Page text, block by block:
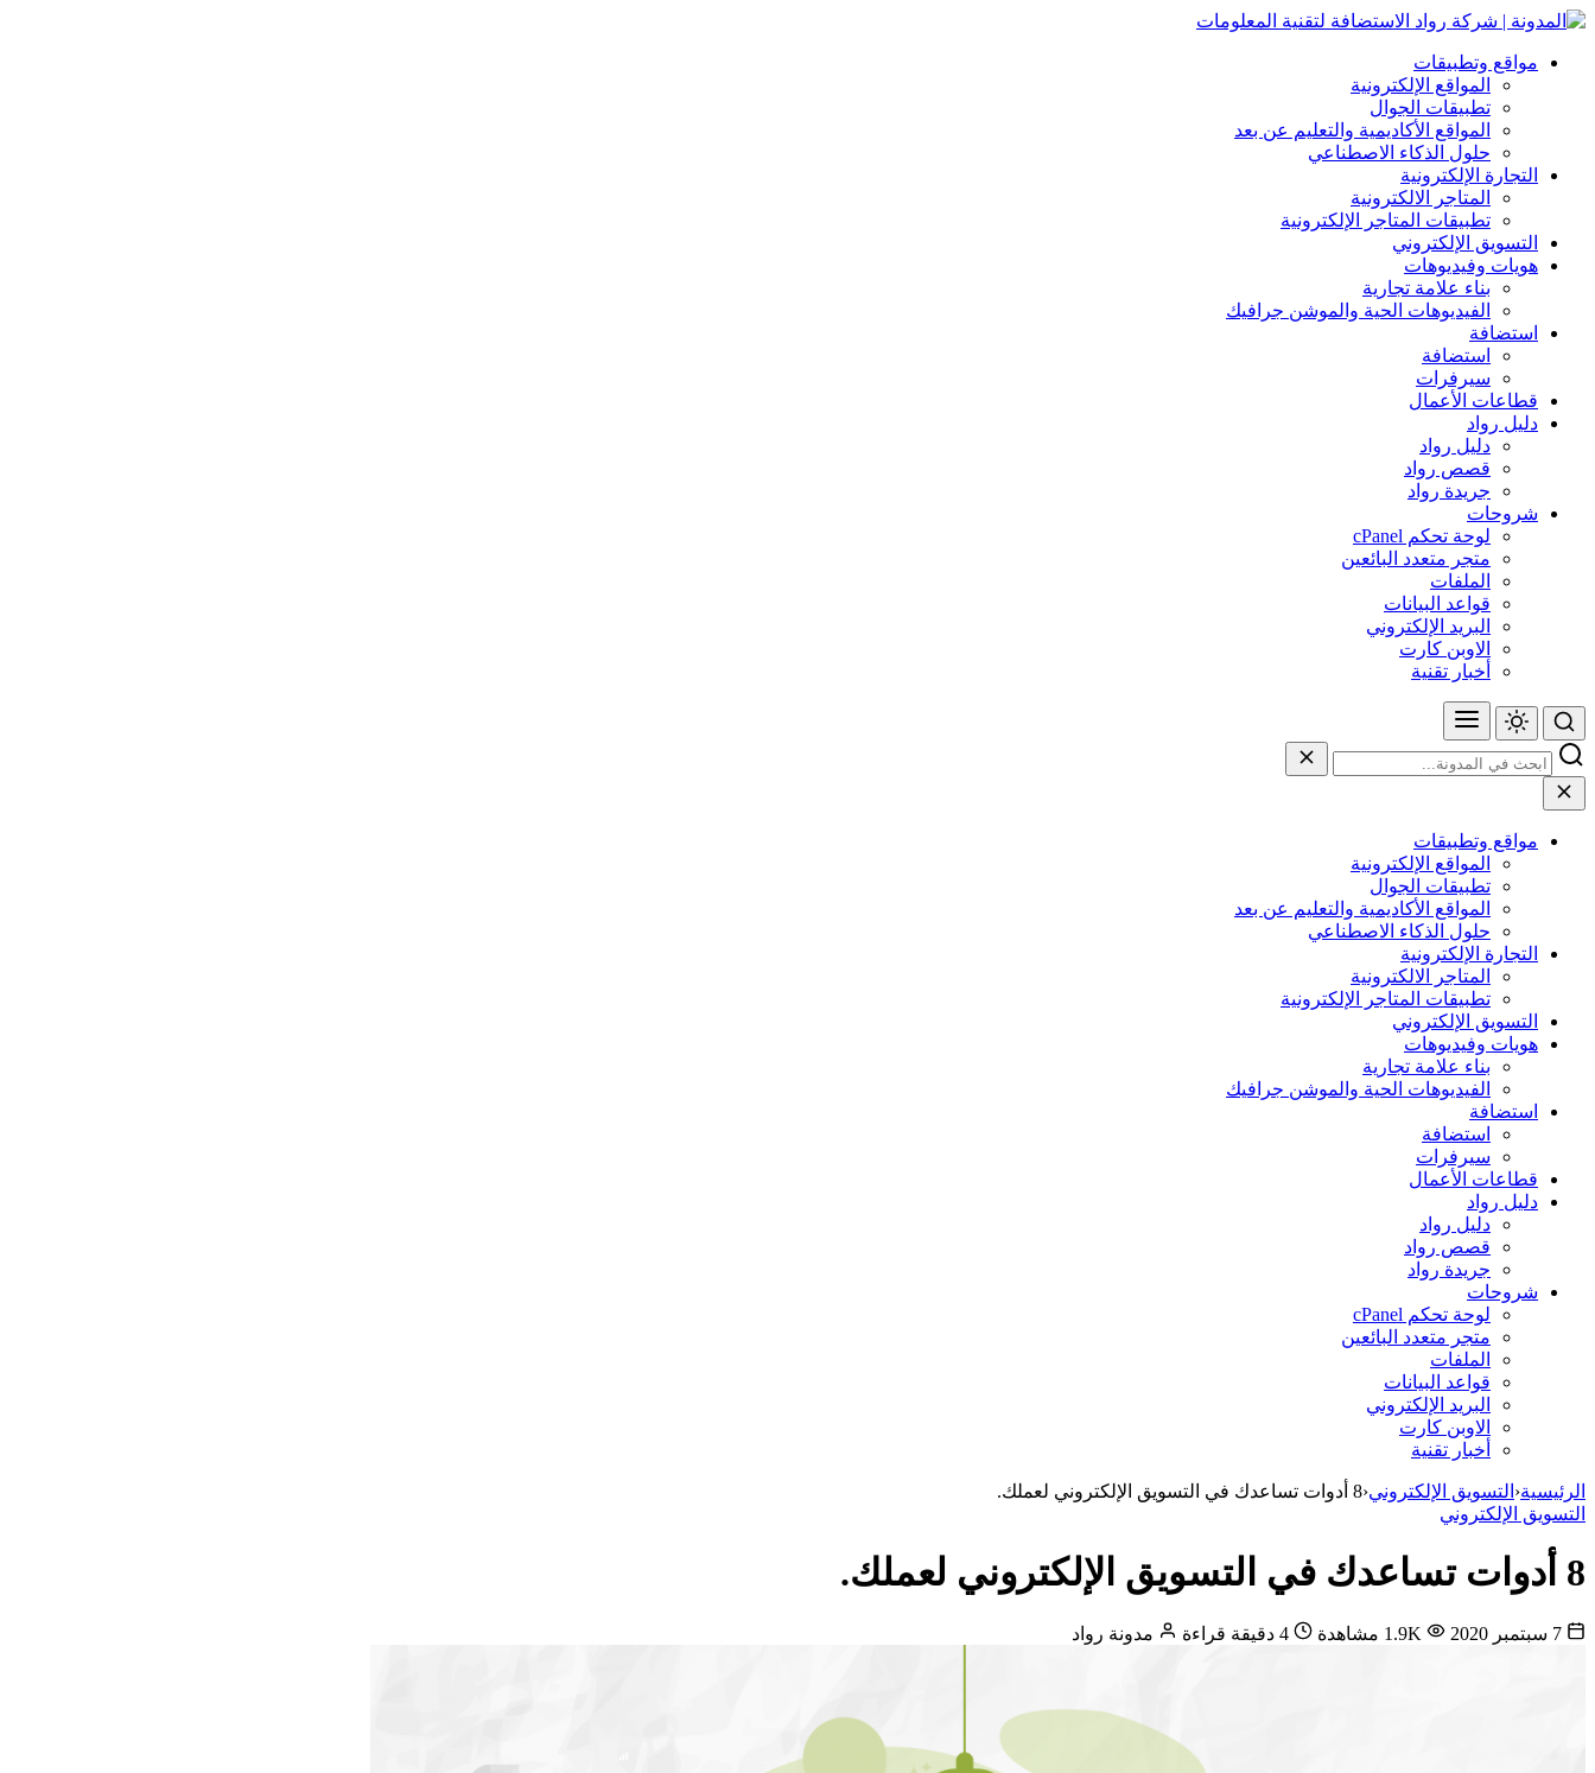
مواقع وتطبيقات
المواقع الإلكترونية
تطبيقات الجوال
المواقع الأكاديمية والتعليم عن بعد
حلول الذكاء الاصطناعي
التجارة الإلكترونية
المتاجر الالكترونية
تطبيقات المتاجر الإلكترونية
التسويق الإلكتروني
هويات وفيديوهات
بناء علامة تجارية
الفيديوهات الحية والموشن جرافيك
استضافة
استضافة
سيرفرات
قطاعات الأعمال
دليل رواد
دليل رواد
قصص رواد
جريدة رواد
شروحات
لوحة تحكم cPanel
متجر متعدد البائعين
الملفات
قواعد البيانات
البريد الإلكتروني
الاوبن كارت
أخبار تقنية
مواقع وتطبيقات
المواقع الإلكترونية
تطبيقات الجوال
المواقع الأكاديمية والتعليم عن بعد
حلول الذكاء الاصطناعي
التجارة الإلكترونية
المتاجر الالكترونية
تطبيقات المتاجر الإلكترونية
التسويق الإلكتروني
هويات وفيديوهات
بناء علامة تجارية
الفيديوهات الحية والموشن جرافيك
استضافة
استضافة
سيرفرات
قطاعات الأعمال
دليل رواد
دليل رواد
قصص رواد
جريدة رواد
شروحات
لوحة تحكم cPanel
متجر متعدد البائعين
الملفات
قواعد البيانات
البريد الإلكتروني
الاوبن كارت
أخبار تقنية
الرئيسية‹ التسويق الإلكتروني‹8 أدوات تساعدك في التسويق الإلكتروني لعملك.
التسويق الإلكتروني
8 أدوات تساعدك في التسويق الإلكتروني لعملك.
مدونة رواد